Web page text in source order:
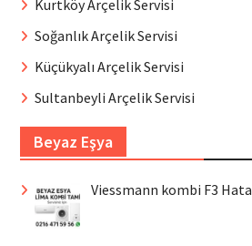
Kurtköy Arçelik Servisi
Soğanlık Arçelik Servisi
Küçükyalı Arçelik Servisi
Sultanbeyli Arçelik Servisi
Beyaz Eşya
Viessmann kombi F3